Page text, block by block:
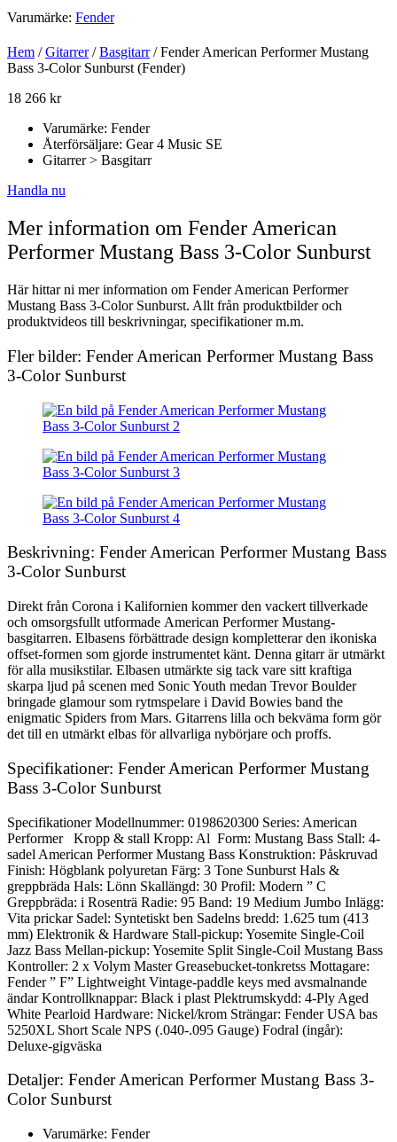
Varumärke: Fender
Hem /Gitarrer/Basgitarr/ Fender American Performer Mustang
Bass 3-Color Sunburst (Fender)
18 266 kr
Varumärke: Fender
Återförsäljare: Gear 4 Music SE
Gitarrer > Basgitarr
Handla nu
Mer information om Fender American
Performer Mustang Bass 3-Color Sunburst
Här hittar ni mer information om Fender American Performer
Mustang Bass 3-Color Sunburst. Allt från produktbilder och
produktvideos till beskrivningar, specifikationer m.m.
Fler bilder: Fender American Performer Mustang Bass
3-Color Sunburst
Beskrivning: Fender American Performer Mustang Bass
3-Color Sunburst
Direkt från Corona i Kalifornien kommer den vackert tillverkade
och omsorgsfullt utformade American Performer Mustang-
basgitarren. Elbasens förbättrade design kompletterar den ikoniska
offset-formen som gjorde instrumentet känt. Denna gitarr är utmärkt
för alla musikstilar. Elbasen utmärkte sig tack vare sitt kraftiga
skarpa ljud på scenen med Sonic Youth medan Trevor Boulder
bringade glamour som rytmspelare i David Bowies band the
enigmatic Spiders from Mars. Gitarrens lilla och bekväma form gör
det till en utmärkt elbas för allvarliga nybörjare och proffs.
Specifikationer: Fender American Performer Mustang
Bass 3-Color Sunburst
Specifikationer Modellnummer: 0198620300 Series: American
Performer Kropp & stall Kropp: Al Form: Mustang Bass Stall: 4-
sadel American Performer Mustang Bass Konstruktion: Påskruvad
Finish: Högblank polyuretan Färg: 3 Tone Sunburst Hals &
greppbräda Hals: Lönn Skallängd: 30 Profil: Modern ” C
Greppbräda: i Rosenträ Radie: 95 Band: 19 Medium Jumbo Inlägg:
Vita prickar Sadel: Syntetiskt ben Sadelns bredd: 1.625 tum (413
mm) Elektronik & Hardware Stall-pickup: Yosemite Single-Coil
Jazz Bass Mellan-pickup: Yosemite Split Single-Coil Mustang Bass
Kontroller: 2 x Volym Master Greasebucket-tonkretss Mottagare:
Fender ” F” Lightweight Vintage-paddle keys med avsmalnande
ändar Kontrollknappar: Black i plast Plektrumskydd: 4-Ply Aged
White Pearloid Hardware: Nickel/krom Strängar: Fender USA bas
5250XL Short Scale NPS (.040-.095 Gauge) Fodral (ingår):
Deluxe-gigväska
Detaljer: Fender American Performer Mustang Bass 3-
Color Sunburst
Varumärke: Fender